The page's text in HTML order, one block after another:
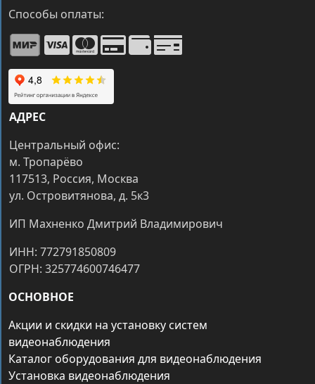
Способы оплаты:
АДРЕС
Центральный офис:
м. Тропарёво
117513, Россия, Москва
ул. Островитянова, д. 5к3
ИП Махненко Дмитрий Владимирович
ИНН: 772791850809
ОГРН: 325774600746477
ОСНОВНОЕ
Акции и скидки на установку систем
видеонаблюдения
Каталог оборудования для видеонаблюдения
Установка видеонаблюдения